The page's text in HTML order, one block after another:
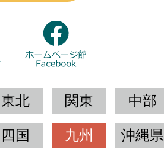
東北 関東
中部
四国 九州 沖縄県